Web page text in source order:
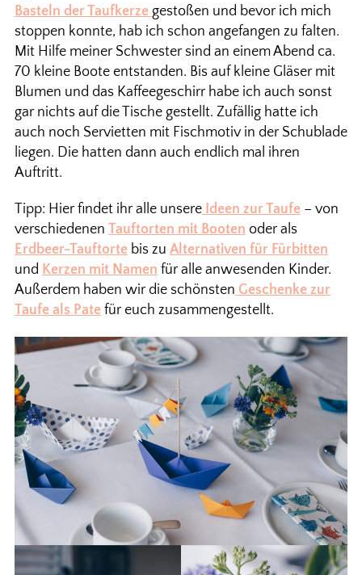
Basteln der Taufkerze gestoßen und bevor ich mich
stoppen konnte, hab ich schon angefangen zu falten.
Mit Hilfe meiner Schwester sind an einem Abend ca.
70 kleine Boote entstanden. Bis auf kleine Gläser mit
Blumen und das Kaffeegeschirr habe ich auch sonst
gar nichts auf die Tische gestellt. Zufällig hatte ich
auch noch Servietten mit Fischmotiv in der Schublade
liegen. Die hatten dann auch endlich mal ihren
Auftritt.
Tipp: Hier findet ihr alle unsereIdeen zur Taufe– von
verschiedenen Tauftorten mit Booten oder als
Erdbeer-Tauftortebis zu Alternativen für Fürbitten
und Kerzen mit Namen für alle anwesenden Kinder.
Außerdem haben wir die schönsten Geschenke zur
Taufe als Patefür euch zusammengestellt.